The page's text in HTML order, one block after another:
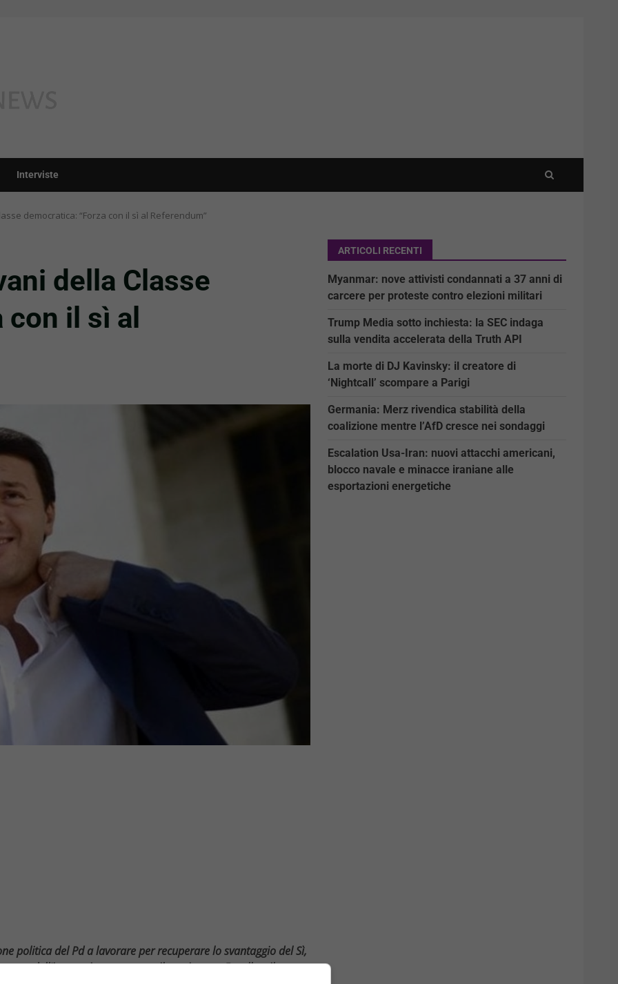
Interviste
democratica: “Forza con il sì al Referendum”
della Classe
il sì al
politica del Pd a lavorare per recuperare lo svantaggio del Sì,
e dell’innovazione e attacca il movimento 5 stelle e il
ARTICOLI RECENTI
Myanmar: nove attivisti condannati a 37 anni di
carcere per proteste contro elezioni militari
Trump Media sotto inchiesta: la SEC indaga
sulla vendita accelerata della Truth API
La morte di DJ Kavinsky: il creatore di
‘Nightcall’ scompare a Parigi
Germania: Merz rivendica stabilità della
coalizione mentre l’AfD cresce nei sondaggi
Escalation Usa-Iran: nuovi attacchi americani,
blocco navale e minacce iraniane alle
esportazioni energetiche